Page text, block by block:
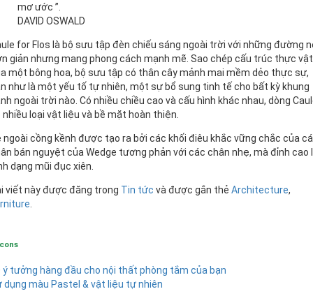
mơ ước ”.
DAVID OSWALD
for Flos là bộ sưu tập đèn chiếu sáng ngoài trời với những đường
giản nhưng mang phong cách mạnh mẽ. Sao chép cấu trúc thực vật
một bông hoa, bộ sưu tập có thân cây mảnh mai mềm dẻo thực sự,
như là một yếu tố tự nhiên, một sự bổ sung tinh tế cho bất kỳ khung
ngoài trời nào. Có nhiều chiều cao và cấu hình khác nhau, dòng
nhiều loại vật liệu và bề mặt hoàn thiện.
ngoài cồng kềnh được tạo ra bởi các khối điêu khắc vững chắc của
bán nguyệt của Wedge tương phản với các chân nhẹ, mà đỉnh cao
dạng mũi đục xiên.
viết này được đăng trong Tin tức và được gắn thẻ Architecture,
ý tưởng hàng đầu cho nội thất phòng tắm của bạn
dụng màu Pastel & vật liệu tự nhiên